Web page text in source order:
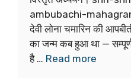
मंत्र, पूजा
July 7, 2026
बटुक भैरव कार्य सिद्धि एवं